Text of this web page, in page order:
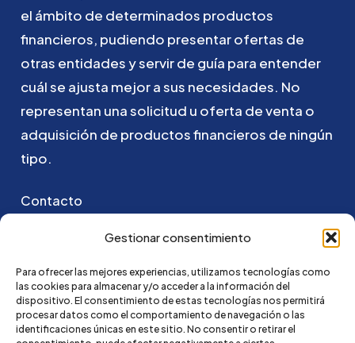
Gestionar consentimiento
Para ofrecer las mejores experiencias, utilizamos tecnologías como
las cookies para almacenar y/o acceder a la información del
dispositivo. El consentimiento de estas tecnologías nos permitirá
procesar datos como el comportamiento de navegación o las
identificaciones únicas en este sitio. No consentir o retirar el
el ámbito de determinados productos
financieros, pudiendo presentarofertas de
otras entidadesyservirde guía para entender
cuálse ajusta mejorasus necesidades. No
representan unasolicitud u oferta deventa o
adquisición de productosfinancieros de ningún
tipo.
Contacto
Puedes ponerte en contacto con nosotros
go@credi4me.com